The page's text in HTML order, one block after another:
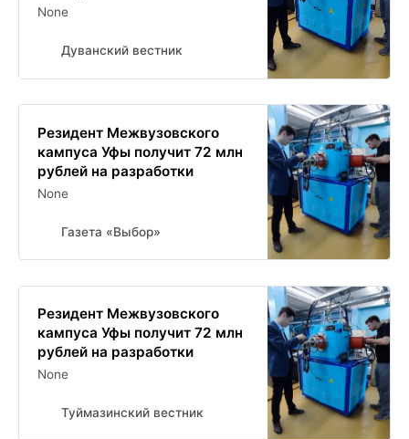
None
Дуванский вестник
Резидент Межвузовского
кампуса Уфы получит 72 млн
рублей на разработки
None
Газета «Выбор»
Резидент Межвузовского
кампуса Уфы получит 72 млн
рублей на разработки
None
Туймазинский вестник